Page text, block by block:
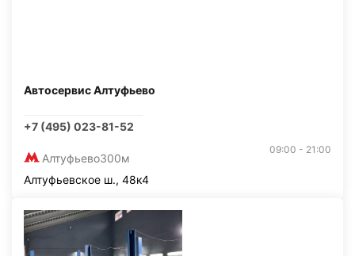
Автосервис Алтуфьево
+7 (495) 023-81-52
Алтуфьево300м
09:00 - 21:00
Алтуфьевское ш., 48к4